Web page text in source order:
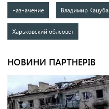
назначение Владимир Кацуба
Харьковский облсовет